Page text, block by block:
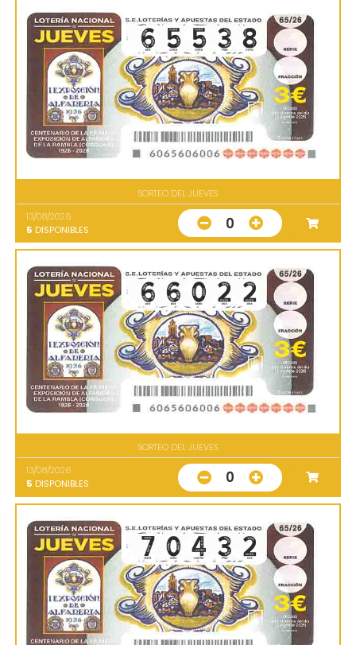
SORTEO DEL JUEVES
13/08/2026
5 DISPONIBLES 0
SORTEO DEL JUEVES
13/08/2026
5 DISPONIBLES 0